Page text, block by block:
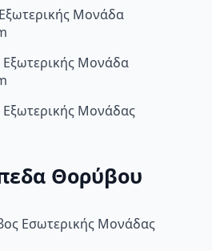
Μονάδα
Εξωτερικής Μονάδα
Μονάδας
Θορύβου
Εσωτερικής Μονάδας